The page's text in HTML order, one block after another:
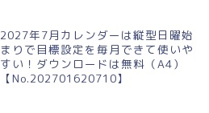
2027年7月カレンダーは縦型日曜始
まりで目標設定を毎月できて使いや
すい！ダウンロードは無料（A4）
【No.202701620710】